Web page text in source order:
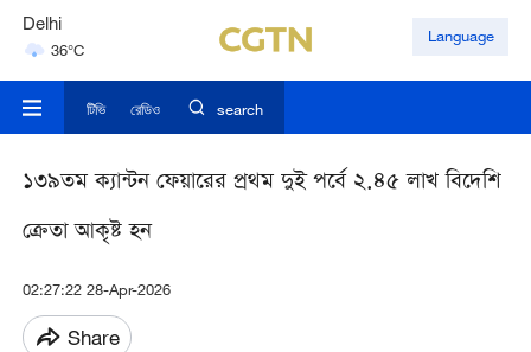
Delhi
36°C
Hyderabad
Language
টিভি রেডিও search
১৩৯তম ক্যান্টন ফেয়ারের প্রথম দুই পর্বে ২.৪৫ লাখ বিদেশি
ক্রেতা আকৃষ্ট হন
02:27:22 28-Apr-2026
Share